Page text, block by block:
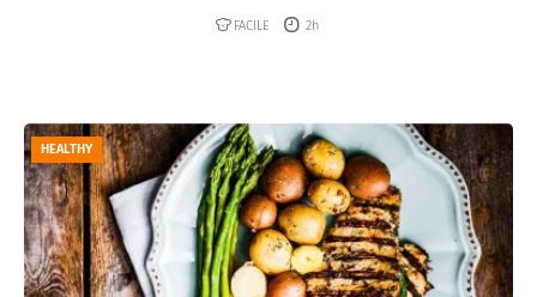
FACILE 2h
HEALTHY